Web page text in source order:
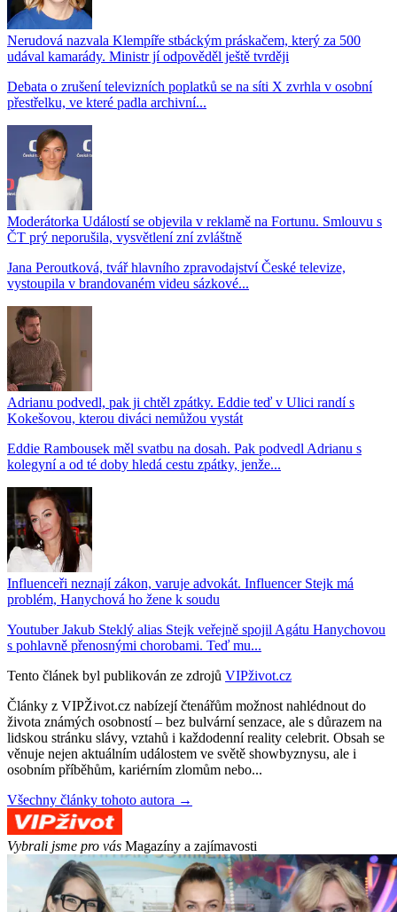
Nerudová nazvala Klempíře stbáckým práskačem, který za 500
udával kamarády. Ministr jí odpověděl ještě tvrději
Debata o zrušení televizních poplatků se na síti X zvrhla v osobní
přestřelku, ve které padla archivní...
Moderátorka Událostí se objevila v reklamě na Fortunu. Smlouvu s
ČT prý neporušila, vysvětlení zní zvláštně
Jana Peroutková, tvář hlavního zpravodajství České televize,
vystoupila v brandovaném videu sázkové...
Adrianu podvedl, pak ji chtěl zpátky. Eddie teď v Ulici randí s
Kokešovou, kterou diváci nemůžou vystát
Eddie Rambousek měl svatbu na dosah. Pak podvedl Adrianu s
kolegyní a od té doby hledá cestu zpátky, jenže...
Influenceři neznají zákon, varuje advokát. Influencer Stejk má
problém, Hanychová ho žene k soudu
Youtuber Jakub Steklý alias Stejk veřejně spojil Agátu Hanychovou
s pohlavně přenosnými chorobami. Teď mu...
Tento článek byl publikován ze zdrojů VIPživot.cz
Články z VIPŽivot.cz nabízejí čtenářům možnost nahlédnout do
života známých osobností – bez bulvární senzace, ale s důrazem na
lidskou stránku slávy, vztahů i každodenní reality celebrit. Obsah se
věnuje nejen aktuálním událostem ve světě showbyznysu, ale i
osobním příběhům, kariérním zlomům nebo...
Všechny články tohoto autora →
Vybrali jsme pro vás Magazíny a zajímavosti